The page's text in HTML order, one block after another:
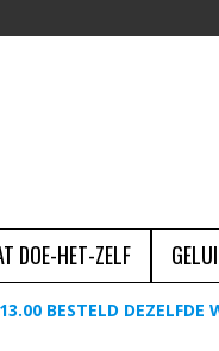
DOE-HET-ZELF
BESTELD DEZELFDE